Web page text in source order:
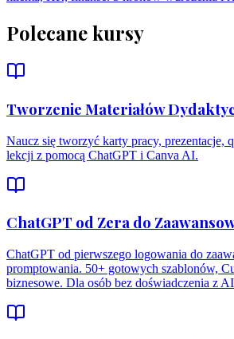
Polecane kursy
Tworzenie Materiałów
Naucz się tworzyć karty pracy, prezentacje,
lekcji z pomocą ChatGPT i Canva AI.
ChatGPT od Zera do
ChatGPT od pierwszego logowania do
promptowania. 50+ gotowych szablonów,
biznesowe. Dla osób bez doświadczenia z